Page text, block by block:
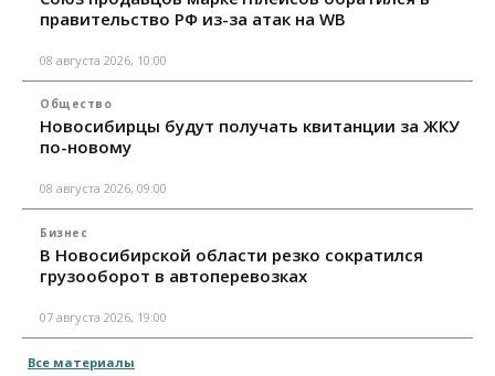
правительство РФ из-за атак на WB
08 августа 2026, 10:00
Общество
Новосибирцы будут получать квитанции за ЖКУ
по-новому
08 августа 2026, 09:00
Бизнес
В Новосибирской области резко сократился
грузооборот в автоперевозках
07 августа 2026, 19:00
Все материалы